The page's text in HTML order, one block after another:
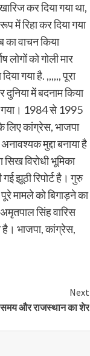
कर दिया गया था,
में रिहा कर दिया गया
का वाचन किया
को गोली मार
गया है. ,,,,,, पूरा
में बदनाम किया
गया। 1984 से 1995
लिए कांग्रेस, भाजपा
मुद्दा बनाया है
विरोधी भूमिका
झूठी रिपोर्ट है। गुरु
मामले को बिगाड़ने का
सिंह वारिस
भाजपा, कांग्रेस,
Next
समय और राजस्थान का शेर